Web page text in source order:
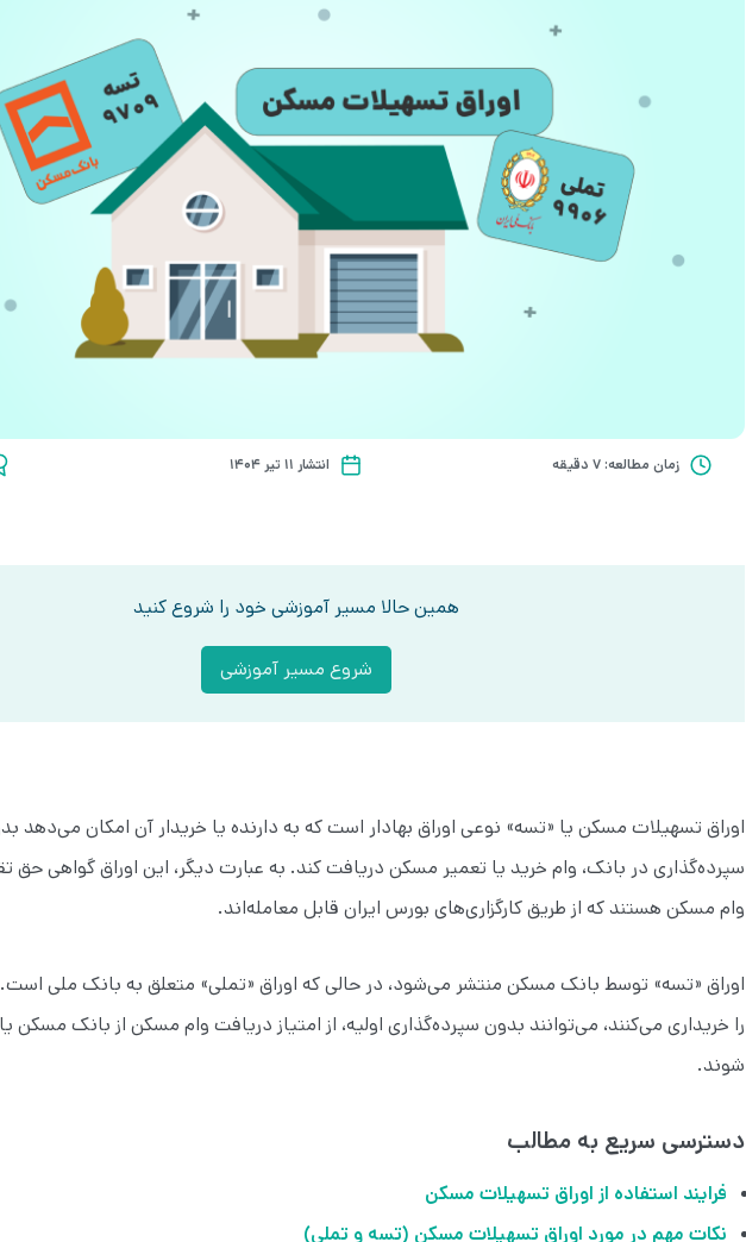
زمان مطالعه: 7 دقیقه انتشار ۱۱ تیر ۱۴۰۴
همین حالا مسیر آموزشی خود را شروع کنید
شروع مسیر آموزشی
اوراق تسهیلات مسکن یا «تسه» نوعی اوراق بهادار است که به دارنده یا خریدار آن امکان می‌دهد
سپرده‌گذاری در بانک، وام خرید یا تعمیر مسکن دریافت کند. به عبارت دیگر، این اوراق گواهی حق
وام مسکن هستند که از طریق کارگزاری‌های بورس ایران قابل معامله‌اند.
اوراق «تسه» توسط بانک مسکن منتشر می‌شود، در حالی که اوراق «تملی» متعلق به بانک ملی است.
را خریداری می‌کنند، می‌توانند بدون سپرده‌گذاری اولیه، از امتیاز دریافت وام مسکن از بانک مسکن
شوند.
دسترسی سریع به مطالب
فرایند استفاده از اوراق تسهیلات مسکن
نکات مهم در مورد اوراق تسهیلات مسکن (تسه و تملی)